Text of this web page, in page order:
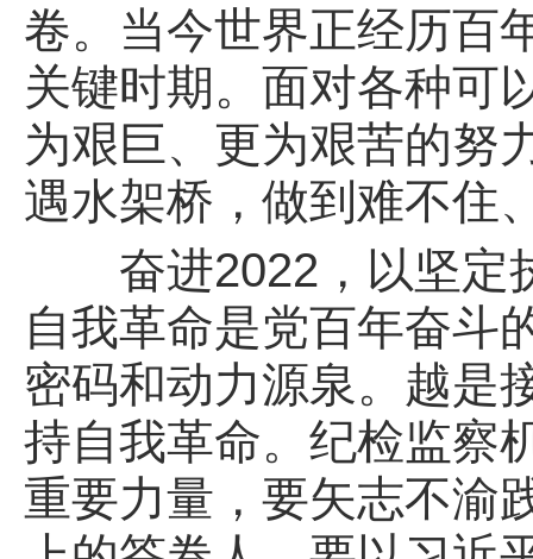
卷。当今世界正经历百
关键时期。面对各种可
为艰巨、更为艰苦的努
遇水架桥，做到难不住
奋进2022，以坚定
自我革命是党百年奋斗
密码和动力源泉。越是
持自我革命。纪检监察
重要力量，要矢志不渝